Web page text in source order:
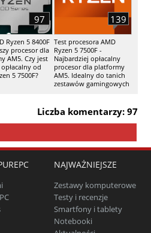
Ryzen 5 8400F
procesor dla
AM5. Czy jest
od
5 7500F?
97
Test procesora AMD
Ryzen 5 7500F -
Najbardziej opłacalny
procesor dla platformy
AM5. Idealny do tanich
zestawów gamingowych
139
Liczba komentarzy: 97
NAJWAŻNIEJSZE
Zestawy komputerowe
Testy i recenzje
Smartfony i tablety
Notebooki